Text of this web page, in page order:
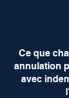
Ce que
annulation
avec